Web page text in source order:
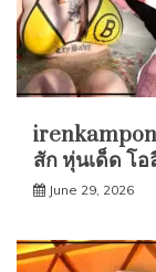
สัก หุ่นเด็ด โ
June 29, 2026